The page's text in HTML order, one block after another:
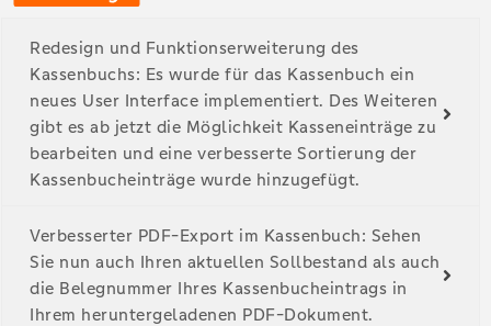
Redesign und Funktionserweiterung des
Kassenbuchs: Es wurde für das Kassenbuch ein
neues User Interface implementiert. Des Weiteren
gibt es ab jetzt die Möglichkeit Kasseneinträge zu
bearbeiten und eine verbesserte Sortierung der
Kassenbucheinträge wurde hinzugefügt.
Verbesserter PDF-Export im Kassenbuch: Sehen
Sie nun auch Ihren aktuellen Sollbestand als auch
die Belegnummer Ihres Kassenbucheintrags in
Ihrem heruntergeladenen PDF-Dokument.